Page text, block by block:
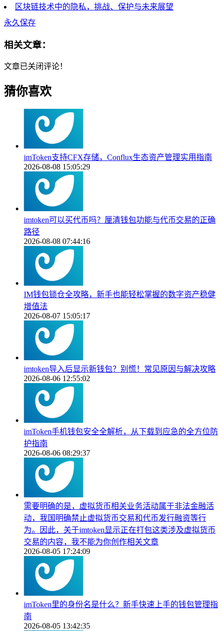
区块链技术中的隐私，挑战、保护与未来展望
永久保存
相关文章：
文章已关闭评论！
猜你喜欢
imToken支持CFX存储，Conflux生态资产管理实用指南
2026-08-08 15:05:29
imtoken可以买代币吗？厘清钱包功能与代币交易的正确
路径
2026-08-08 07:44:16
IM钱包锁仓全攻略，新手也能轻松掌握的数字资产稳健
增值法
2026-08-07 15:05:17
imtoken导入后显示新钱包？别慌！常见原因与解决攻略
2026-08-06 12:55:02
imToken手机钱包安全全解析，从下载到应急的全方位防
护指南
2026-08-06 08:29:37
需要明确的是，虚拟货币相关业务活动属于非法金融活
动，我国明确禁止虚拟货币交易和代币发行融资等行
为。因此，关于imtoken显示正在打包这类涉及虚拟货币
交易的内容，我不能为你创作相关文章
2026-08-05 17:24:09
imToken里的身份名是什么？新手快速上手的钱包管理指
南
2026-08-05 13:42:35